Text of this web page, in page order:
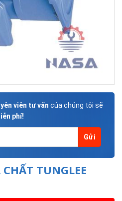
viên tư vấn của chúng tôi sẽ
phí!
TUNGLEE